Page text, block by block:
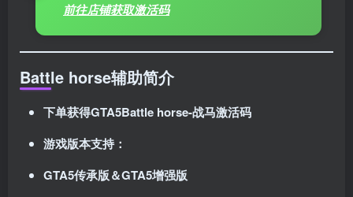
前往店铺获取激活码
Battle horse辅助简介
下单获得GTA5Battle horse-战马激活码
游戏版本支持：
GTA5传承版＆GTA5增强版